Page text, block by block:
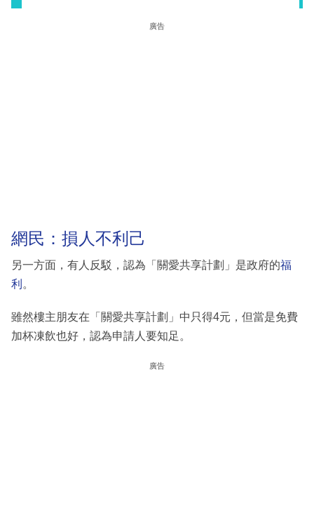
廣告
網民：損人不利己
另一方面，有人反駁，認為「關愛共享計劃」是政府的福
利 。
雖然樓主朋友在「關愛共享計劃」中只得4元，但當是免費
加杯凍飲也好，認為申請人要知足。
廣告